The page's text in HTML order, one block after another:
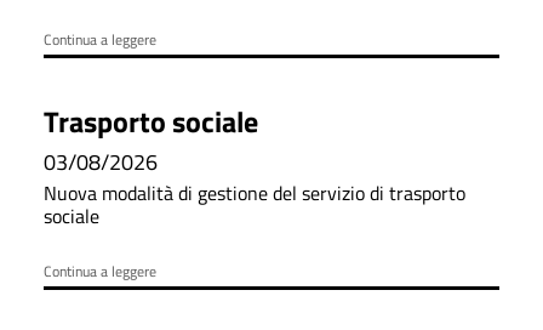
Continua a leggere
Trasporto sociale
03/08/2026
Nuova modalità di gestione del servizio di trasporto
sociale
Continua a leggere